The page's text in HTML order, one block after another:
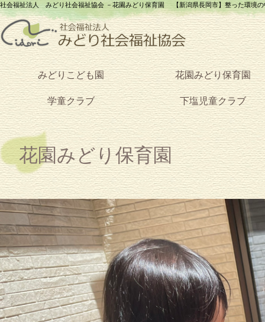
社会福祉法人 みどり社会福祉協会 花園みどり保育園 【新潟県長岡市】整った環境
みどりこども園 花園みどり保育園
学童クラブ 下塩児童クラブ
花園みどり保育園